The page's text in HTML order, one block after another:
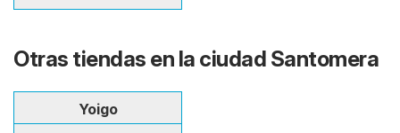
Otras tiendas en la ciudad Santomera
Yoigo